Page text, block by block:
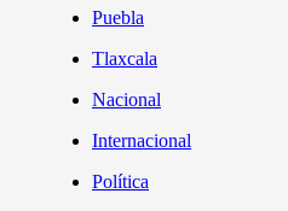
Puebla
Tlaxcala
Nacional
Internacional
Política